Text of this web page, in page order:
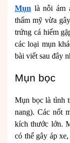
Mụn là nỗi ám
thẩm mỹ vừa
trứng cá hiếm
các loại mụn
bài viết sau đây
Mụn bọc
Mụn bọc là tình
nang). Các nốt
kích thước lớn.
có thể gây áp